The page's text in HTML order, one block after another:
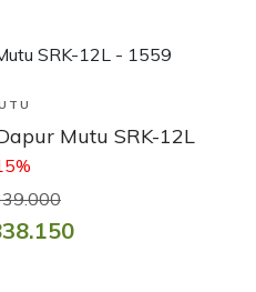
Produk
Mutu SRK-12L